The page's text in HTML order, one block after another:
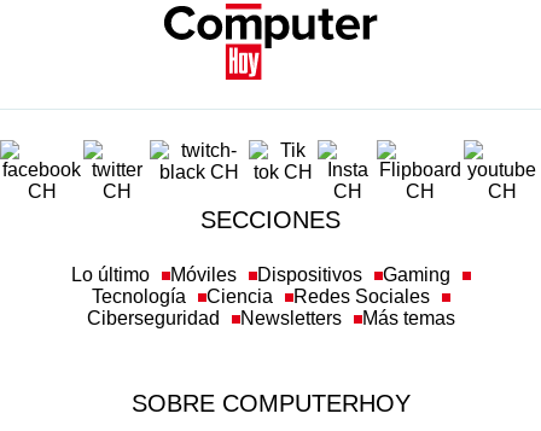
SECCIONES
Lo último Móviles Dispositivos
Gaming
Tecnología
Ciencia
Redes Sociales
Ciberseguridad
Newsletters Más temas
SOBRE COMPUTERHOY